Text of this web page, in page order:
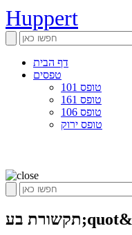
Huppert
דף הבית
טפסים
טופס 101
טופס 161
טופס 106
טופס ירוק